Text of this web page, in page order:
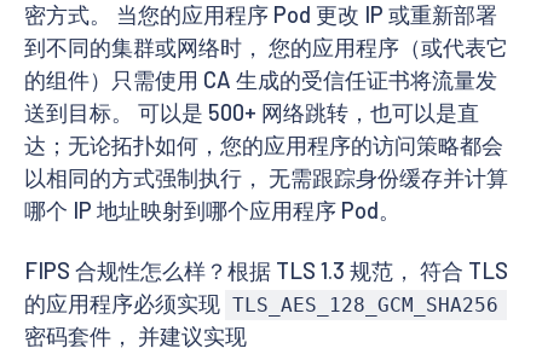
密方式。 当您的应用程序 Pod 更改 IP 或重新部署
到不同的集群或网络时， 您的应用程序（或代表它
的组件）只需使用 CA 生成的受信任证书将流量发
送到目标。 可以是 500+ 网络跳转，也可以是直
达；无论拓扑如何，您的应用程序的访问策略都会
以相同的方式强制执行， 无需跟踪身份缓存并计算
哪个 IP 地址映射到哪个应用程序 Pod。
FIPS 合规性怎么样？根据 TLS 1.3 规范， 符合 TLS
的应用程序必须实现 TLS_AES_128_GCM_SHA256
密码套件， 并建议实现